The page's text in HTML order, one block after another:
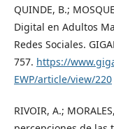
QUINDE, B.;
Digital en Adultos
Redes Sociales.
757. https://
EWP/article/view/220
RIVOIR, A.;